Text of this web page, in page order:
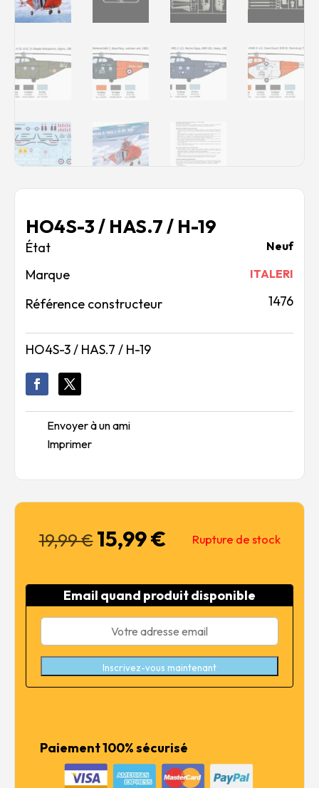
Accessoires
Puzzles
Carte cadeau
Maquette par marque
Contact
HO4S-3 / HAS.7 / H-19
Neuf
Marque ITALERI
Référence constructeur 1476
HO4S-3 / HAS.7 / H-19
Envoyer à un ami
Imprimer
19,99€ Le
prix
était :
19,99 €.
15,99€Le
est :
15,99 €.
Rupture de stock
Email quand produit disponible
Inscrivez-vous maintenant
Paiement 100% sécurisé